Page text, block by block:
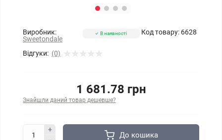
Виробник:
Sweetondale
Код товару: 6628
Відгуки: (0)
В наявності
1 681.78 грн
Знайшли даний товар дешевше?
До кошика